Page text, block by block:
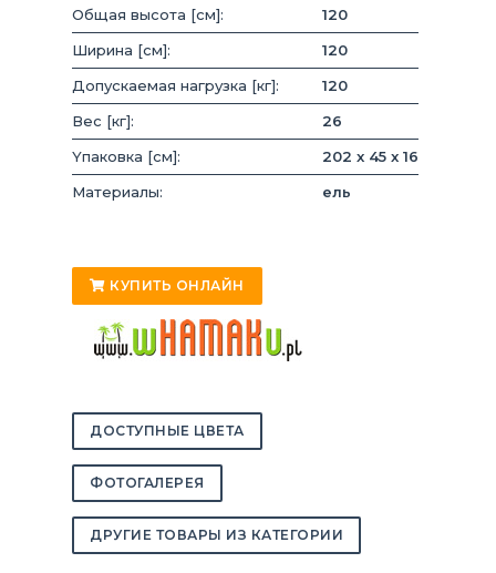
Общая высота [см]:
120
Ширина [см]:
120
Допускаемая нагрузка [кг]:
120
Вес [кг]:
26
Yпаковка [см]:
202 x 45 x 16
Материалы:
ель
КУПИТЬ ОНЛАЙН
ДОСТУПНЫЕ ЦВЕТА
ФОТОГАЛЕРЕЯ
ДРУГИЕ ТОВАРЫ ИЗ КАТЕГОРИИ